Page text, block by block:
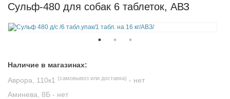
Сульф-480 для собак 6 таблеток, АВЗ
Наличие в магазинах:
Аврора, 110к1
(самовывоз или доставка) - нет
Аминева, 8Б - нет